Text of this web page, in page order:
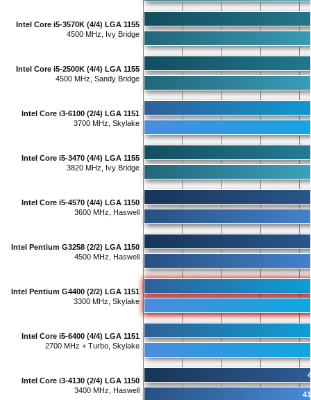
Intel Core i5-3570K (4/4) LGA 1155
4500 MHz, Ivy Bridge
Intel Core i5-2500K (4/4) LGA 1155
4500 MHz, Sandy Bridge
Intel Core i3-6100 (2/4) LGA 1151
3700 MHz, Skylake
Intel Core i5-3470 (4/4) LGA 1155
3820 MHz, Ivy Bridge
Intel Core i5-4570 (4/4) LGA 1150
3600 MHz, Haswell
Intel Pentium G3258 (2/2) LGA 1150
4500 MHz, Haswell
Intel Pentium G4400 (2/2) LGA 1151
3300 MHz, Skylake
Intel Core i5-6400 (4/4) LGA 1151
2700 MHz + Turbo, Skylake
Intel Core i3-4130 (2/4) LGA 1150
3400 MHz, Haswell